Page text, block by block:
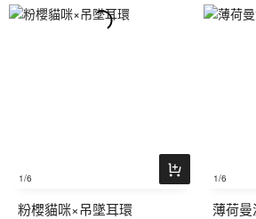
1/6
粉櫻貓咪×吊墜耳環
1/6
薄荷